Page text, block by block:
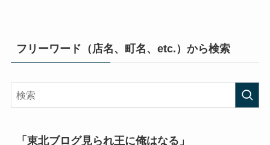
フリーワード（店名、町名、etc.）から検索
「東北ブログ見られ王に俺はなる」